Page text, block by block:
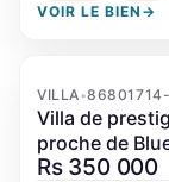
VOIR LE BIEN →
VILLA•86801714-
Villa de
proche de
Rs 350 000